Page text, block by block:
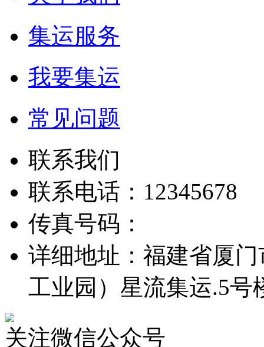
集运服务
我要集运
常见问题
联系我们
联系电话：12345678
传真号码：
详细地址：福建省厦
工业园）星流集运.5号
关注微信公众号